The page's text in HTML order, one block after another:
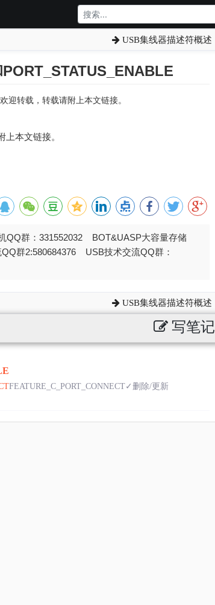
USB集线器描述符概述
迎转载，转载请附上本文链接。
本文链接。
QQ群：331552032 BOT&UASP大容量存储
群2:580684376 USB技术交流QQ群：
USB集线器描述符概述
写笔记
FEATURE_C_PORT_CONNECT✓删除/更新